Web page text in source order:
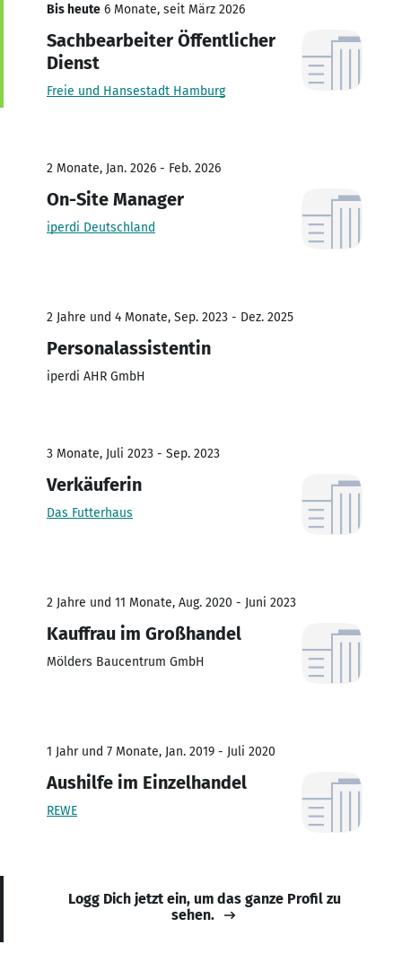
Bis heute 6 Monate, seit März 2026
Sachbearbeiter Öffentlicher
Dienst
Freie und Hansestadt Hamburg
2 Monate, Jan. 2026 - Feb. 2026
On-Site Manager
iperdi Deutschland
2 Jahre und 4 Monate, Sep. 2023 - Dez. 2025
Personalassistentin
iperdi AHR GmbH
3 Monate, Juli 2023 - Sep. 2023
Verkäuferin
Das Futterhaus
2 Jahre und 11 Monate, Aug. 2020 - Juni 2023
Kauffrau im Großhandel
Mölders Baucentrum GmbH
1 Jahr und 7 Monate, Jan. 2019 - Juli 2020
Aushilfe im Einzelhandel
REWE
Logg Dich jetzt ein, um das ganze Profil zu
sehen.